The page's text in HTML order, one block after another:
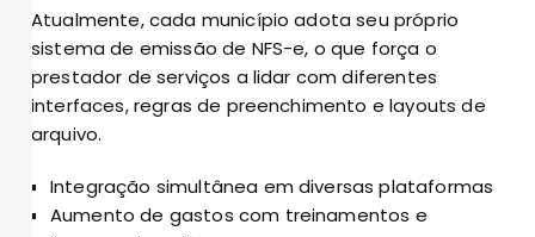
Atualmente, cada município adota seu próprio
sistema de emissão de NFS-e, o que força o
prestador de serviços a lidar com diferentes
interfaces, regras de preenchimento e layouts de
arquivo.
Integração simultânea em diversas plataformas
Aumento de gastos com treinamentos e